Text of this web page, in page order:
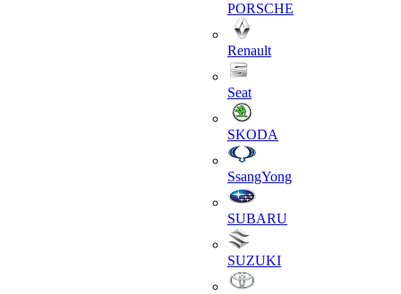
PORSCHE
Renault
Seat
SKODA
SsangYong
SUBARU
SUZUKI